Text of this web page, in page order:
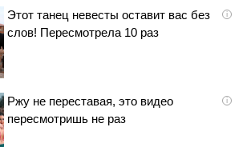
i
Этот танец невесты оставит вас без
слов! Пересмотрела 10 раз
i
Ржу не переставая, это видео
пересмотришь не раз